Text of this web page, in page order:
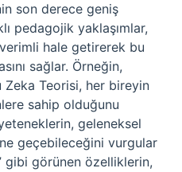
son derece geniş
pedagojik yaklaşımlar,
hale getirerek bu
sağlar. Örneğin,
Zeka Teorisi, her bireyin
sahip olduğunu
geleneksel
geçebileceğini vurgular
gibi görünen özelliklerin,